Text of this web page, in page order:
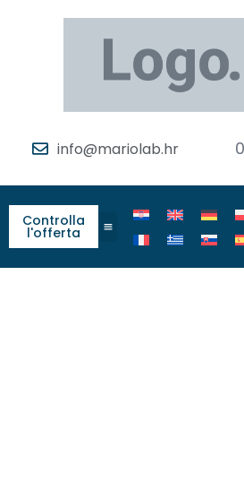
info@mariolab.hr
Controlla
l'offerta